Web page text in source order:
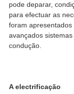
pode deparar,
para efectuar as
foram
avançados
condução.
A electrificação